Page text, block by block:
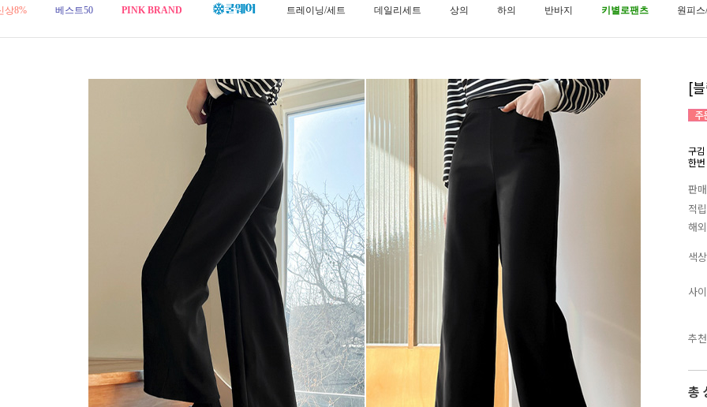
상8% 베스트50 PINK BRAND 트레이닝/세트 데일리세트 상의 하의 반바지 키별로팬츠 원피
[
구
한
판
적
해
색상
사
추
총